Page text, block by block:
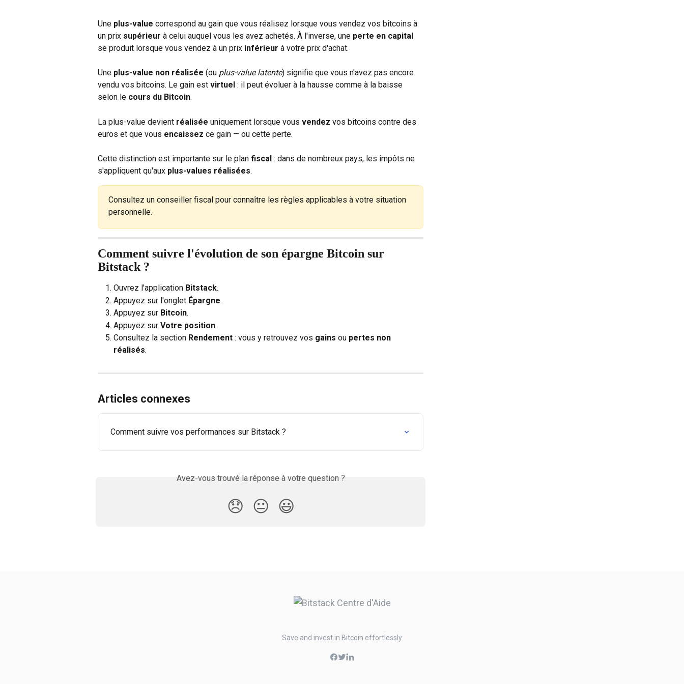
Une plus-value correspond au gain que vous réalisez lorsque vous vendez vos bitcoins à
un prix supérieur à celui auquel vous les avez achetés. À l'inverse, une perte en capital
se produit lorsque vous vendez à un prix inférieur à votre prix d'achat.
Une plus-value non réalisée (ou plus-value latente) signifie que vous n'avez pas encore
vendu vos bitcoins. Le gain est virtuel : il peut évoluer à la hausse comme à la baisse
selon le cours du Bitcoin.
La plus-value devient réalisée uniquement lorsque vous vendez vos bitcoins contre des
euros et que vous encaissez ce gain — ou cette perte.
Cette distinction est importante sur le plan fiscal : dans de nombreux pays, les impôts ne
s'appliquent qu'aux plus-values réalisées.
Consultez un conseiller fiscal pour connaître les règles applicables à votre situation
personnelle.
Comment suivre l'évolution de son épargne Bitcoin sur
Bitstack ?
Ouvrez l'application Bitstack.
Appuyez sur l'onglet Épargne.
Appuyez sur Bitcoin.
Appuyez sur Votre position.
Consultez la section Rendement : vous y retrouvez vos gains ou pertes non
réalisés.
Articles connexes
Comment suivre vos performances sur Bitstack ?
Avez-vous trouvé la réponse à votre question ?
😞 😐 😃
Save and invest in Bitcoin effortlessly